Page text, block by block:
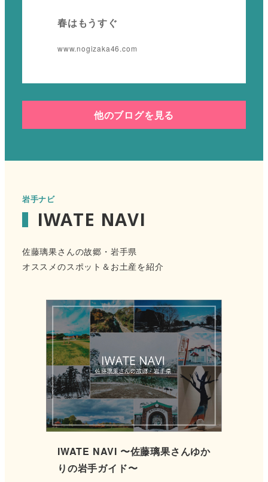
春はもうすぐ
www.nogizaka46.com
他のブログを見る
岩手ナビ
IWATE NAVI
佐藤璃果さんの故郷・岩手県
オススメのスポット＆お土産を紹介
IWATE NAVI 〜佐藤璃果さんゆか
りの岩手ガイド〜